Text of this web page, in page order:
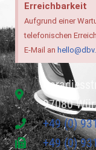
Erreichbarkeit
Aufgrund einer
telefonischen
E-Mail an
97080
+49 (0)
+49 (0)